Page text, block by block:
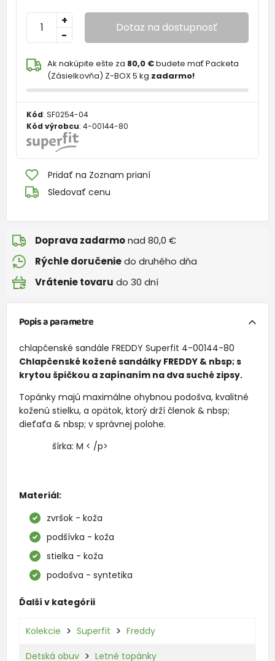
-
+ Dotaz na dostupnosť
Ak nakúpite ešte za 80,0 €budete mať Packeta
(Zásielkovňa) Z-BOX 5 kg zadarmo!
Kód: SF0254-04
Kód výrobcu: 4-00144-80
Pridať na Zoznam prianí
Sledovať cenu
Doprava zadarmonad 80,0 €
Rýchle doručeniedo druhého dňa
Vrátenie tovaru do 30 dní
Popis a parametre
chlapčenské sandále FREDDY Superfit 4-00144-80
Chlapčenské kožené sandálky FREDDY & nbsp; s
krytou špičkou a zapínaním na dva suché zipsy.
Topánky majú maximálne ohybnou podošva, kvalitné
koženú stielku, a opätok, ktorý drží členok & nbsp;
dieťaťa & nbsp; v správnej polohe.
šírka: M < /p>
Materiál:
zvršok - koža
podšívka - koža
stielka - koža
podošva - syntetika
Ďalší v kategórii
Kolekcie Superfit Freddy
Detská obuv Letné topánky